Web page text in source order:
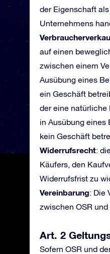
der Eigenschaft
Unternehmens
auf einen
zwischen einem
Ausübung eines
ein Geschäft
der eine natürliche
in Ausübung eines
kein Geschäft
Widerrufsrecht:
Käufers, den
Widerrufsfrist zu
Vereinbarung: Die
zwischen OSR und
Art. 2
Sofern OSR und